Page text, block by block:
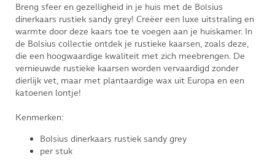
Breng sfeer en gezelligheid in je huis met de Bolsius
dinerkaars rustiek sandy grey! Creëer een luxe uitstraling en
warmte door deze kaars toe te voegen aan je huiskamer. In
de Bolsius collectie ontdek je rustieke kaarsen, zoals deze,
die een hoogwaardige kwaliteit met zich meebrengen. De
vernieuwde rustieke kaarsen worden vervaardigd zonder
dierlijk vet, maar met plantaardige wax uit Europa en een
katoenen lontje!
Kenmerken:
Bolsius dinerkaars rustiek sandy grey
per stuk